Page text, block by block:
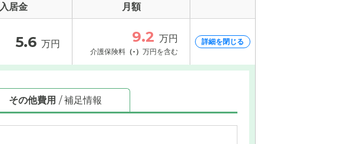
入居金 月額
5.6 万円 9.2 万円
介護保険料 （-） 万円を含む
詳細を閉じる
その他費用 / 補足情報